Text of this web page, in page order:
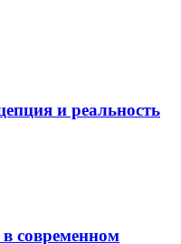
и реальность
современном